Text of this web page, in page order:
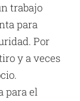
trabajo
para
Por
y a veces
para el